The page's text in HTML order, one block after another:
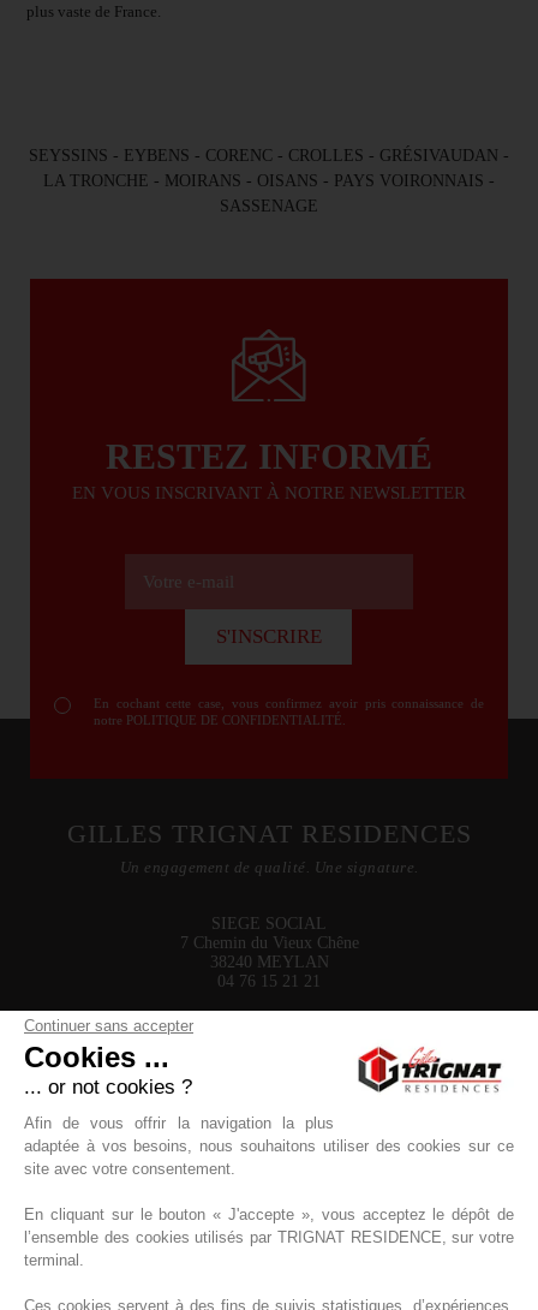
plus vaste de France.
SEYSSINS - EYBENS - CORENC - CROLLES - GRÉSIVAUDAN -
LA TRONCHE - MOIRANS - OISANS - PAYS VOIRONNAIS -
SASSENAGE
RESTEZ INFORMÉ
EN VOUS INSCRIVANT À NOTRE NEWSLETTER
Votre e-mail
S'INSCRIRE
S'INSCRIRE
En cochant cette case, vous confirmez avoir pris connaissance de
notre POLITIQUE DE CONFIDENTIALITÉ
GILLES TRIGNAT RESIDENCES
Un engagement de qualité. Une signature.
SIEGE SOCIAL
7 Chemin du Vieux Chêne
38240 MEYLAN
04 76 15 21 21
11 Rue de la Voie Lactée
69370 Saint-Didier-au-Mont-d'Or
04 58 27 01 25
RECRUTEMENT
Continuer sans accepter
Cookies ...
... or not cookies ?
Afin de vous offrir la navigation la plus
adaptée à vos besoins, nous souhaitons utiliser des cookies sur ce
site avec votre consentement.
En cliquant sur le bouton « J'accepte », vous acceptez le dépôt de
l’ensemble des cookies utilisés par TRIGNAT RESIDENCE, sur votre
terminal.
Ces cookies servent à des fins de suivis statistiques, d’expériences,